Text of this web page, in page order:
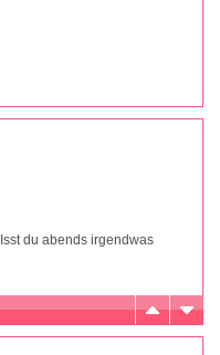
Isst du abends irgendwas